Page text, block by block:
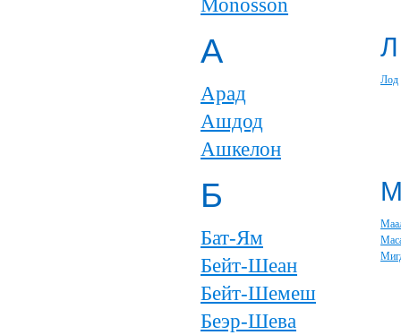
А
Арад
Ашдод
Ашкелон
Л
Лод
Б
Бат-Ям
Бейт-Шеан
Бейт-Шемеш
Беэр-Шева